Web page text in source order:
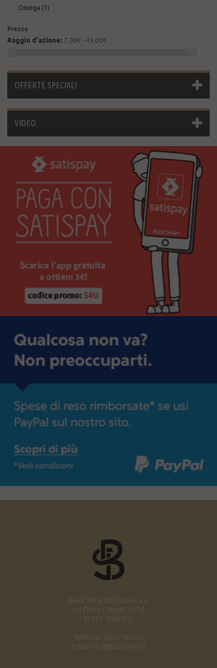
Omega (1)
Prezzo
Raggio d'azione: 7,00€ - 49,00€
OFFERTE SPECIALI
VIDEO
Black Shine Diffusion s.a.s.
via Pietro Cimatti, 34/36
47122 - Forlì (FC)
Telefono: 0543 782330
Email: info@blackshine.it